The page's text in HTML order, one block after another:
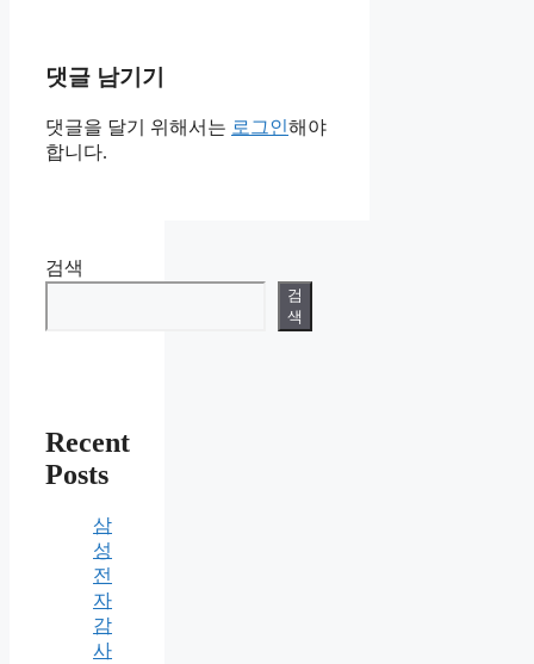
댓글 남기기
댓글을 달기 위해서는 로그인해야
합니다.
검색
검
색
Recent
Posts
삼
성
전
자
감
사